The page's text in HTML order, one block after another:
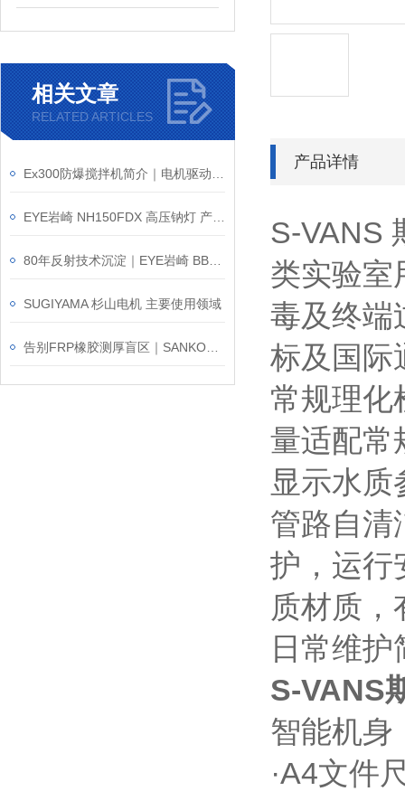
相关文章
RELATED ARTICLES
SUGIYAMA 杉山电机 主要使用领域
产品详情
S-VANS
类实验室
毒及终端
标及国际
常规理化
量适配常
显示水
管路自清
护，运行
质材质
日常维
S-VANS
智能机身
·A4文件